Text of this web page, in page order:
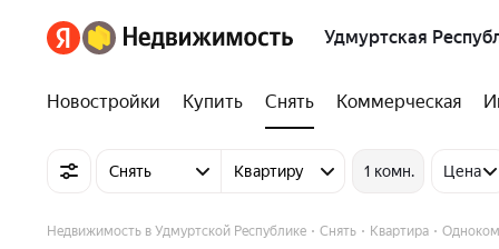
Удмуртская
Новостройки Купить Снять Коммерческая
Снять Квартиру 1 комн. Цена
Недвижимость в Удмуртской Республике Снять Квартира